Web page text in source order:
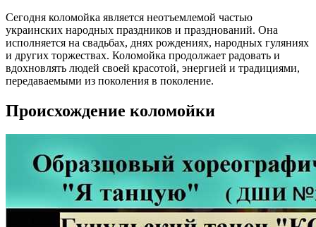
Сегодня коломойка является неотъемлемой частью
украинских народных праздников и празднований. Она
исполняется на свадьбах, днях рождениях, народных гуляниях
и других торжествах. Коломойка продолжает радовать и
вдохновлять людей своей красотой, энергией и традициями,
передаваемыми из поколения в поколение.
Происхождение коломойки